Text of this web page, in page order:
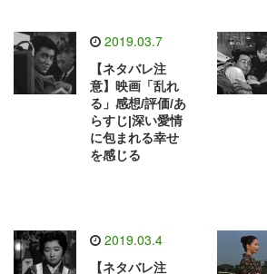
2019.03.7
【ネタバレ注
意】映画「乱れ
る」感想/評価/あ
らすじ|深い愛情
に包まれる幸せ
を感じる
2019.03.4
【ネタバレ注